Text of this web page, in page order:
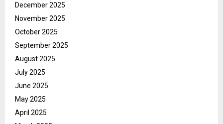
December 2025
November 2025
October 2025
September 2025
August 2025
July 2025
June 2025
May 2025
April 2025